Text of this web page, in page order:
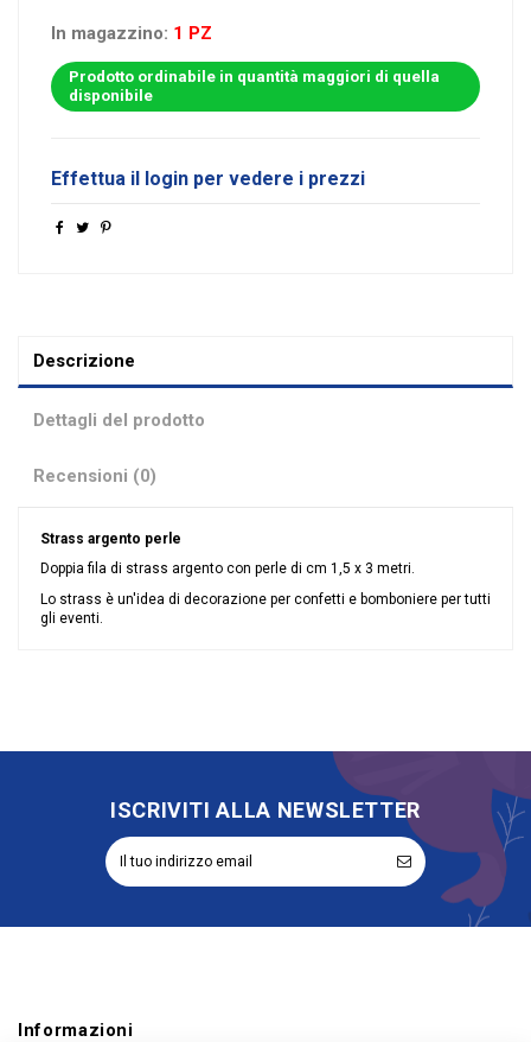
In magazzino: 1 PZ
Prodotto ordinabile in quantità maggiori di quella
disponibile
Effettua il login per vedere i prezzi
Descrizione
Dettagli del prodotto
Recensioni (0)
Strass argento perle
Doppia fila di strass argento con perle di cm 1,5 x 3 metri.
Lo strass è un'idea di decorazione per confetti e bomboniere per tutti
gli eventi.
ISCRIVITI ALLA NEWSLETTER
Informazioni